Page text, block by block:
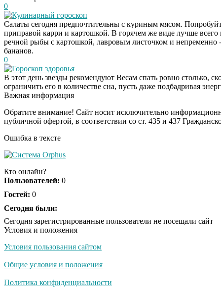
0
Кулинарный гороскоп
Салаты сегодня предпочтительны с куриным мясом.
приправой карри и картошкой. В горячем же виде лучше
речной рыбы с картошкой, лавровым листочком и
бананов.
0
Гороскоп здоровья
В этот день звезды рекомендуют Весам спать ровно столько,
ограничить его в количестве сна, пусть даже подбадривая
Важная информация
Обратите внимание! Сайт носит исключительно
публичной офертой, в соответствии со ст. 435 и 437
Ошибка в тексте
Кто онлайн?
Пользователей: 0
Гостей: 0
Сегодня были:
Сегодня зарегистрированные пользователи не посещали сайт
Условия и положения
Условия пользования сайтом
Общие условия и положения
Политика конфиденциальности